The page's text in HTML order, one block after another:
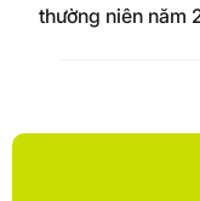
thường niên năm